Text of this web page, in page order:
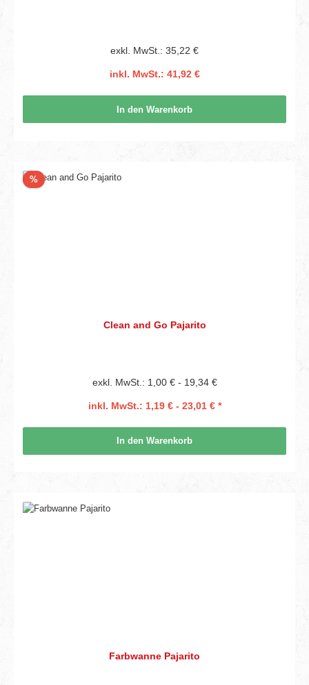
exkl. MwSt.: 35,22 €
inkl. MwSt.: 41,92 €
In den Warenkorb
%Rabatt
Clean and Go Pajarito
exkl. MwSt.: 1,00 € - 19,34 €
inkl. MwSt.: 1,19 € - 23,01 € *
In den Warenkorb
Farbwanne Pajarito